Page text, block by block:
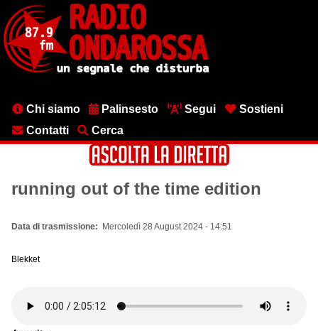
contenuto
principale
MenuChi siamo Palinsesto Segui
Sostieni
Contatti
Cerca
running out of the time edition
Data di trasmissione Mercoledì 28 August 2024 - 14:51
Blekket